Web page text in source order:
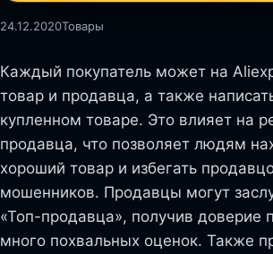
24.12.2020Товары
Каждый покупатель может на
товар и продавца, а также
купленном товаре. Это влияет на
продавца, что позволяет людям
хороший товар и избегать
мошенников. Продавцы могут
«Топ-продавца», получив доверие
много похвальных оценок. Также